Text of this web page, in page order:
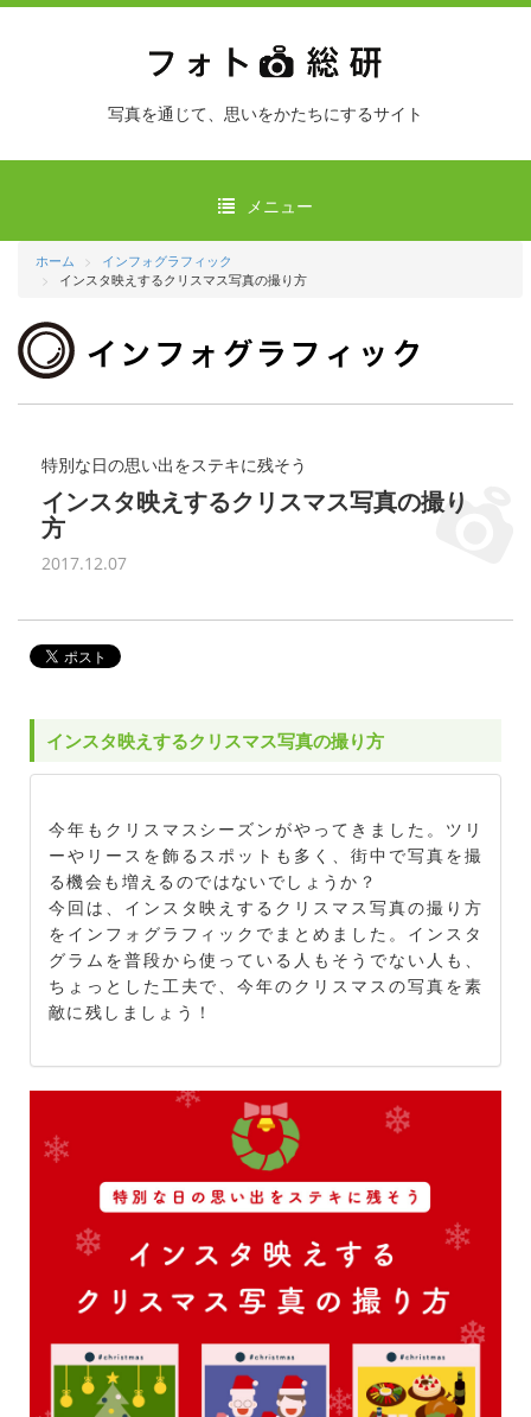
写真を通じて、思いをかたちにするサイト
メニュー
ホーム
インフォグラフィック
インスタ映えするクリスマス写真の撮り方
特別な日の思い出をステキに残そう
インスタ映えするクリスマス写真の撮り
方
2017.12.07
インスタ映えするクリスマス写真の撮り方
今年もクリスマスシーズンがやってきました。ツリ
ーやリースを飾るスポットも多く、街中で写真を撮
る機会も増えるのではないでしょうか？
今回は、インスタ映えするクリスマス写真の撮り方
をインフォグラフィックでまとめました。インスタ
グラムを普段から使っている人もそうでない人も、
ちょっとした工夫で、今年のクリスマスの写真を素
敵に残しましょう！